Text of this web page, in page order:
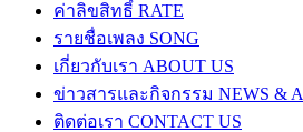
ค่าลิขสิทธิ์ RATE
รายชื่อเพลง SONG
เกี่ยวกับเรา ABOUT US
ข่าวสารและกิจกรรม NEWS &
ติดต่อเรา CONTACT US